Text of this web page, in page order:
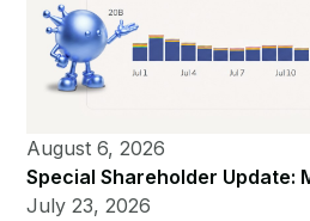
August 6, 2026
Special Shareholder Update:
July 23, 2026